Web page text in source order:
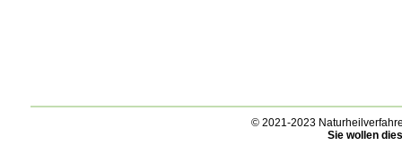
© 2021-2023
Sie wollen